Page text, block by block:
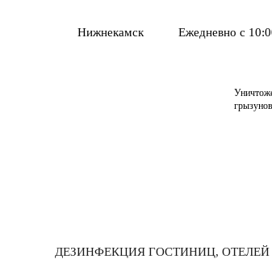
Нижнекамск Ежедневно с
ДЕЗИНФЕКЦИЯ ГОСТИНИЦ,